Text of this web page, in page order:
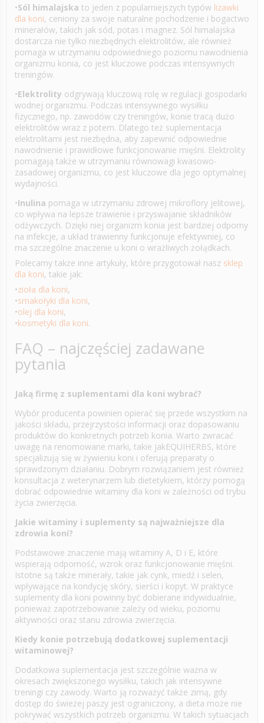
•Sól himalajska to jeden z popularniejszych typów lizawki
dla koni, ceniony za swoje naturalne pochodzenie i bogactwo
minerałów, takich jak sód, potas i magnez. Sól himalajska
dostarcza nie tylko niezbędnych elektrolitów, ale również
pomaga w utrzymaniu odpowiedniego poziomu nawodnienia
organizmu konia, co jest kluczowe podczas intensywnych
treningów.
•Elektrolity odgrywają kluczową rolę w regulacji gospodarki
wodnej organizmu. Podczas intensywnego wysiłku
fizycznego, np. zawodów czy treningów, konie tracą dużo
elektrolitów wraz z potem. Dlatego też suplementacja
elektrolitami jest niezbędna, aby zapewnić odpowiednie
nawodnienie i prawidłowe funkcjonowanie mięśni. Elektrolity
pomagają także w utrzymaniu równowagi kwasowo-
zasadowej organizmu, co jest kluczowe dla jego optymalnej
wydajności.
•Inulina pomaga w utrzymaniu zdrowej mikroflory jelitowej,
co wpływa na lepsze trawienie i przyswajanie składników
odżywczych. Dzięki niej organizm konia jest bardziej odporny
na infekcje, a układ trawienny funkcjonuje efektywniej, co
ma szczególne znaczenie u koni o wrażliwych żołądkach.
Polecamy także inne artykuły, które przygotował nasz sklep
dla koni, takie jak:
•zioła dla koni,
•smakołyki dla koni,
•olej dla koni,
•kosmetyki dla koni.
FAQ – najczęściej zadawane
pytania
Jaką firmę z suplementami dla koni wybrać?
Wybór producenta powinien opierać się przede wszystkim na
jakości składu, przejrzystości informacji oraz dopasowaniu
produktów do konkretnych potrzeb konia. Warto zwracać
uwagę na renomowane marki, takie jakEQUIHERBS, które
specjalizują się w żywieniu koni i oferują preparaty o
sprawdzonym działaniu. Dobrym rozwiązaniem jest również
konsultacja z weterynarzem lub dietetykiem, którzy pomogą
dobrać odpowiednie witaminy dla koni w zależności od trybu
życia zwierzęcia.
Jakie witaminy i suplementy są najważniejsze dla
zdrowia koni?
Podstawowe znaczenie mają witaminy A, D i E, które
wspierają odporność, wzrok oraz funkcjonowanie mięśni.
Istotne są także minerały, takie jak cynk, miedź i selen,
wpływające na kondycję skóry, sierści i kopyt. W praktyce
suplementy dla koni powinny być dobierane indywidualnie,
ponieważ zapotrzebowanie zależy od wieku, poziomu
aktywności oraz stanu zdrowia zwierzęcia.
Kiedy konie potrzebują dodatkowej suplementacji
witaminowej?
Dodatkowa suplementacja jest szczególnie ważna w
okresach zwiększonego wysiłku, takich jak intensywne
treningi czy zawody. Warto ją rozważyć także zimą, gdy
dostęp do świeżej paszy jest ograniczony, a dieta może nie
pokrywać wszystkich potrzeb organizmu. W takich sytuacjach